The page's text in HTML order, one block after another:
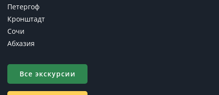
Петергоф
Кронштадт
Сочи
Абхазия
Все экскурсии